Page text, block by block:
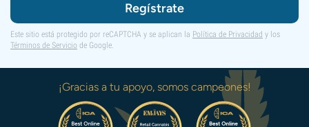
Regístrate
Este sitio está protegido por reCAPTCHA y se aplican la Política de Privacidad y los
Términos de Servicio de Google.
¡Gracias a tu apoyo, somos campeones!